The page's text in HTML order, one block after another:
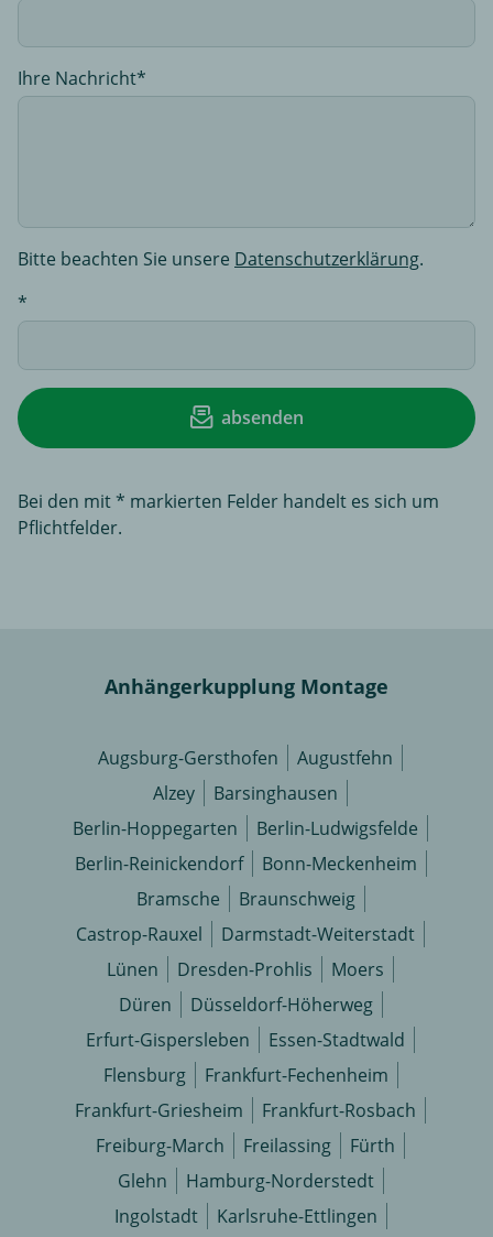
Ihre Nachricht
Bitte beachten Sie unsere Datenschutzerklärung.
absenden
Bei den mit * markierten Felder handelt es sich um
Pflichtfelder.
Anhängerkupplung Montage
Augsburg-Gersthofen
Augustfehn
Alzey
Barsinghausen
Berlin-Hoppegarten
Berlin-Ludwigsfelde
Berlin-Reinickendorf
Bonn-Meckenheim
Bramsche
Braunschweig
Castrop-Rauxel
Darmstadt-Weiterstadt
Lünen
Dresden-Prohlis
Moers
Düren
Düsseldorf-Höherweg
Erfurt-Gispersleben
Essen-Stadtwald
Flensburg
Frankfurt-Fechenheim
Frankfurt-Griesheim
Frankfurt-Rosbach
Freiburg-March
Freilassing
Fürth
Glehn
Hamburg-Norderstedt
Ingolstadt
Karlsruhe-Ettlingen